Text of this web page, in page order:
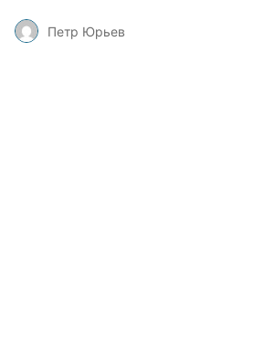
Петр Юрьев